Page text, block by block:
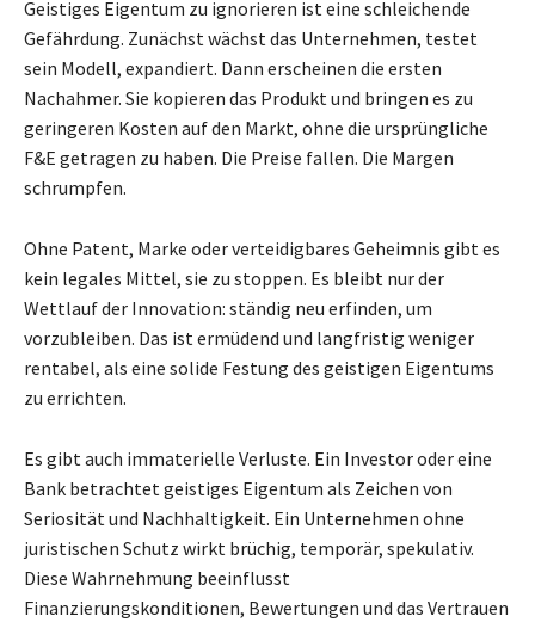
Geistiges Eigentum zu ignorieren ist eine schleichende
Gefährdung. Zunächst wächst das Unternehmen, testet
sein Modell, expandiert. Dann erscheinen die ersten
Nachahmer. Sie kopieren das Produkt und bringen es zu
geringeren Kosten auf den Markt, ohne die ursprüngliche
F&E getragen zu haben. Die Preise fallen. Die Margen
schrumpfen.
Ohne Patent, Marke oder verteidigbares Geheimnis gibt es
kein legales Mittel, sie zu stoppen. Es bleibt nur der
Wettlauf der Innovation: ständig neu erfinden, um
vorzubleiben. Das ist ermüdend und langfristig weniger
rentabel, als eine solide Festung des geistigen Eigentums
zu errichten.
Es gibt auch immaterielle Verluste. Ein Investor oder eine
Bank betrachtet geistiges Eigentum als Zeichen von
Seriosität und Nachhaltigkeit. Ein Unternehmen ohne
juristischen Schutz wirkt brüchig, temporär, spekulativ.
Diese Wahrnehmung beeinflusst
Finanzierungskonditionen, Bewertungen und das Vertrauen